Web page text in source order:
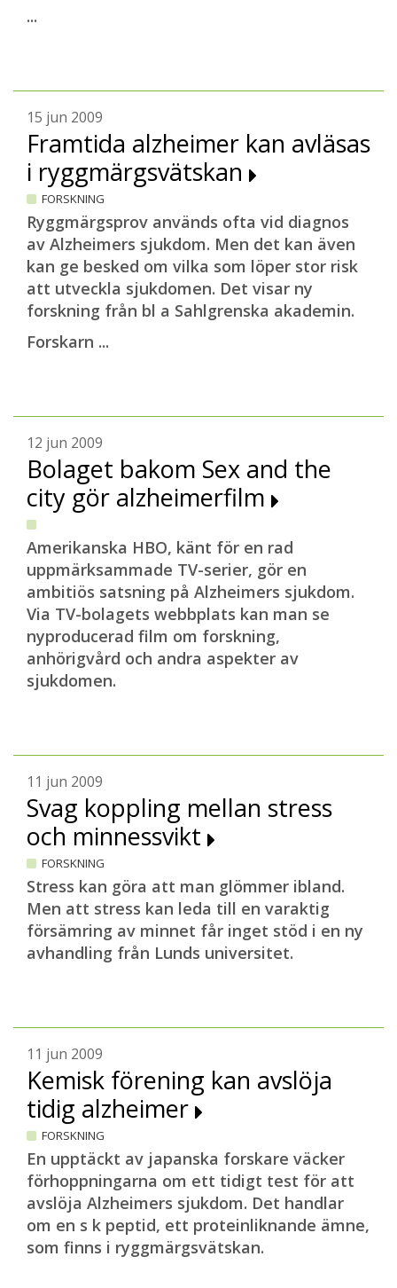
...
15 jun 2009
Framtida alzheimer kan avläsas
i ryggmärgsvätskan
FORSKNING
Ryggmärgsprov används ofta vid diagnos
av Alzheimers sjukdom. Men det kan även
kan ge besked om vilka som löper stor risk
att utveckla sjukdomen. Det visar ny
forskning från bl a Sahlgrenska akademin.
Forskarn ...
12 jun 2009
Bolaget bakom Sex and the
city gör alzheimerfilm
Amerikanska HBO, känt för en rad
uppmärksammade TV-serier, gör en
ambitiös satsning på Alzheimers sjukdom.
Via TV-bolagets webbplats kan man se
nyproducerad film om forskning,
anhörigvård och andra aspekter av
sjukdomen.
11 jun 2009
Svag koppling mellan stress
och minnessvikt
FORSKNING
Stress kan göra att man glömmer ibland.
Men att stress kan leda till en varaktig
försämring av minnet får inget stöd i en ny
avhandling från Lunds universitet.
11 jun 2009
Kemisk förening kan avslöja
tidig alzheimer
FORSKNING
En upptäckt av japanska forskare väcker
förhoppningarna om ett tidigt test för att
avslöja Alzheimers sjukdom. Det handlar
om en s k peptid, ett proteinliknande ämne,
som finns i ryggmärgsvätskan.